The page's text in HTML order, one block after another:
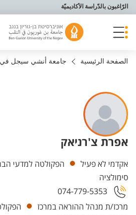
תפריט נגישות
الرّاغبون بالدّراسة الأكاديميّة
الصفحة الرئيسية جامعة أنشي سيجل في
אפרת צ'רניאק
Departments
אקדמי לא פעיל
הפקולטה למדעי
סימולציה
074-779-5353
מרכז/ת מנהל ההוראה במרכז